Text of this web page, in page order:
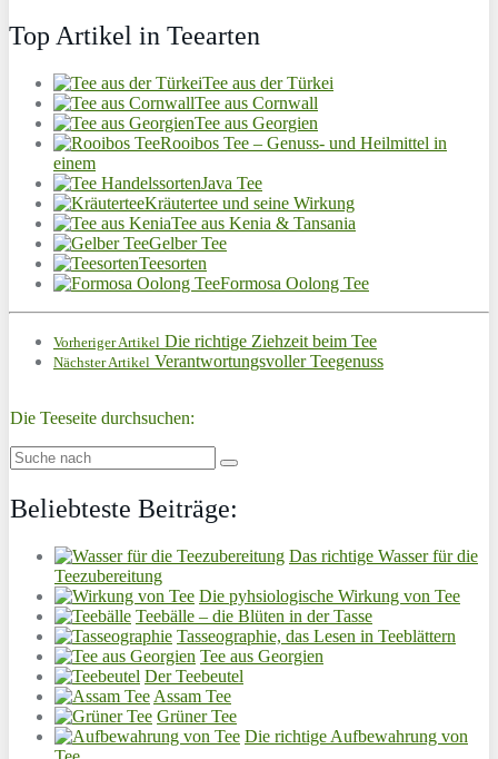
Top Artikel in Teearten
Tee aus der Türkei
Tee aus Cornwall
Tee aus Georgien
Rooibos Tee – Genuss- und Heilmittel in
einem
Java Tee
Kräutertee und seine Wirkung
Tee aus Kenia & Tansania
Gelber Tee
Teesorten
Formosa Oolong Tee
Vorheriger Artikel Die richtige Ziehzeit beim Tee
Nächster Artikel Verantwortungsvoller Teegenuss
Die Teeseite durchsuchen:
Beliebteste Beiträge:
Das richtige Wasser für die
Teezubereitung
Die pyhsiologische Wirkung von Tee
Teebälle – die Blüten in der Tasse
Tasseographie, das Lesen in Teeblättern
Tee aus Georgien
Der Teebeutel
Assam Tee
Grüner Tee
Die richtige Aufbewahrung von